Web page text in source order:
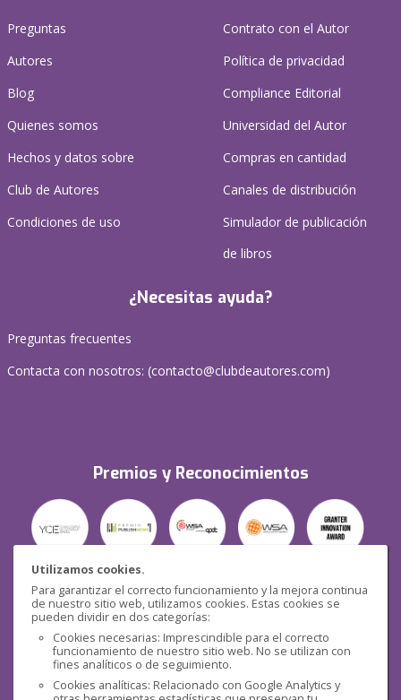
Utilizamos cookies.
Para garantizar el correcto funcionamiento y la mejora continua
de nuestro sitio web, utilizamos cookies. Estas cookies se
pueden dividir en dos categorías:
Cookies necesarias: Imprescindible para el correcto
funcionamiento de nuestro sitio web. No se utilizan con
fines analíticos o de seguimiento.
Cookies analíticas: Relacionado con Google Analytics y
Preguntas
Autores
Blog
Quienes somos
Hechos y datos sobre
Club de Autores
Condiciones de uso
Contrato con el Autor
Política de privacidad
Compliance Editorial
Universidad del Autor
Compras en cantidad
Canales de distribución
Simulador de publicación
de libros
¿Necesitas ayuda?
Preguntas frecuentes
Contacta con nosotros: (contacto@clubdeautores.com)
Premios y Reconocimientos
Seguridad